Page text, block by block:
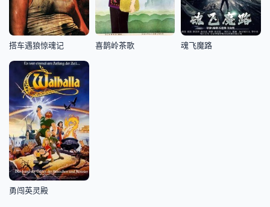
搭车遇狼惊魂记 喜鹊岭茶歌 魂飞魔路
勇闯英灵殿